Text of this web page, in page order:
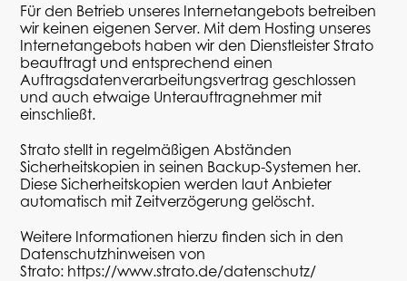
Für den Betrieb unseres Internetangebots betreiben
wir keinen eigenen Server. Mit dem Hosting unseres
Internetangebots haben wir den DienstleisterStrato
beauftragt und entsprechend einen
Auftragsdatenverarbeitungsvertrag geschlossen
und auch etwaige Unterauftragnehmer mit
einschließt.
Strato stellt in regelmäßigen Abständen
Sicherheitskopien in seinen Backup-Systemen her.
Diese Sicherheitskopien werden laut Anbieter
automatisch mit Zeitverzögerung gelöscht.
Weitere Informationen hierzu finden sich in den
Datenschutzhinweisen von
Strato: https://www.strato.de/datenschutz/